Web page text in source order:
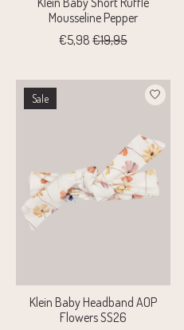
Mousseline Pepper
€5,98 €19,95
Sale
Klein Baby Headband AOP
Flowers SS26